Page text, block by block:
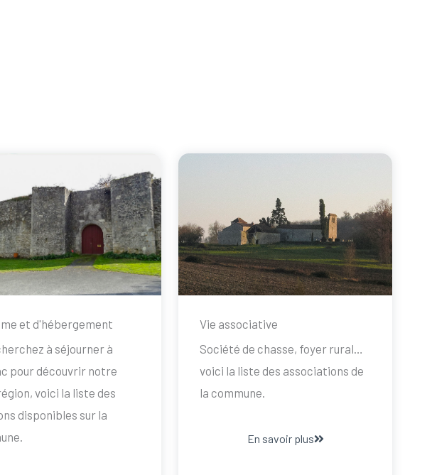
et d'hébergement
à séjourner à
pour découvrir notre
voici la liste des
disponibles sur la
Vie associative
Société de chasse, foyer rural…
voici la liste des associations de
la commune.
En savoir plus